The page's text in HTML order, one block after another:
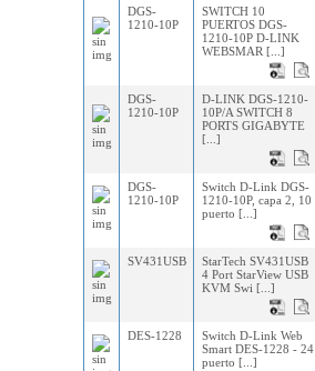
DGS-
1210-10P
SWITCH 10
PUERTOS DGS-
1210-10P D-LINK
WEBSMAR [...]
DGS-
1210-10P
D-LINK DGS-1210-
10P/A SWITCH 8
PORTS GIGABYTE
[...]
DGS-
1210-10P
Switch D-Link DGS-
1210-10P, capa 2, 10
puerto [...]
SV431USB
StarTech SV431USB
4 Port StarView USB
KVM Swi [...]
DES-1228
Switch D-Link Web
Smart DES-1228 - 24
puerto [...]